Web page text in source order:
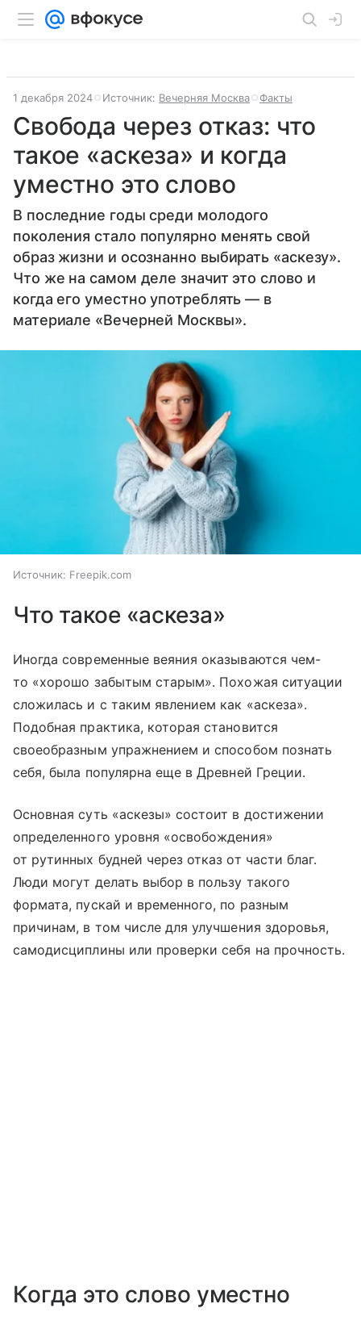
1 декабря 2024 Источник: Вечерняя Москва Факты
Свобода через отказ: что
такое «аскеза» и когда
уместно это слово
В последние годы среди молодого
поколения стало популярно менять свой
образ жизни и осознанно выбирать «аскезу».
Что же на самом деле значит это слово и
когда его уместно употреблять — в
материале «Вечерней Москвы».
Источник: Freepik.com
Что такое «аскеза»
Иногда современные веяния оказываются чем-
то «хорошо забытым старым». Похожая ситуации
сложилась и с таким явлением как «аскеза».
Подобная практика, которая становится
своеобразным упражнением и способом познать
себя, была популярна еще в Древней Греции.
Основная суть «аскезы» состоит в достижении
определенного уровня «освобождения»
от рутинных будней через отказ от части благ.
Люди могут делать выбор в пользу такого
формата, пускай и временного, по разным
причинам, в том числе для улучшения здоровья,
самодисциплины или проверки себя на прочность.
Когда это слово уместно